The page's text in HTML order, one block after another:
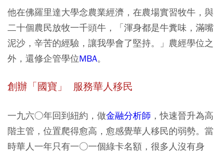
他在佛羅里達大學念農業經濟，在農場實習牧牛，與
二十個農民放牧一千頭牛，「渾身都是牛糞味，滿嘴
泥沙，辛苦的經驗，讓我學會了堅持。」農經學位之
外，還修企管學位MBA。
創辦「國寶」 服務華人移民
一九六○年回到紐約，做金融分析師 ，快速晉升為高
階主管，位置爬得愈高，愈感覺華人移民的弱勢。當
時華人一年只有一○一個綠卡名額，很多人沒有身